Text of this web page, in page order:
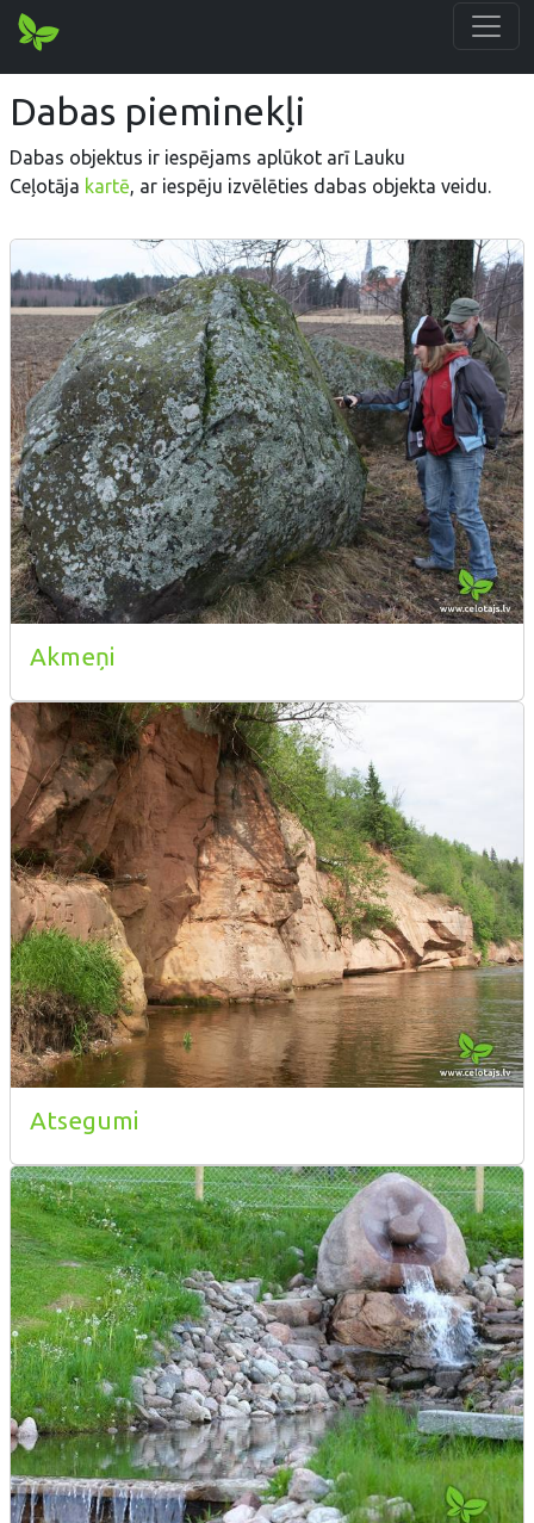
Dabas pieminekļi
Dabas objektus ir iespējams aplūkot arī Lauku
Ceļotāja kartē, ar iespēju izvēlēties dabas objekta veidu.
Akmeņi
Atsegumi